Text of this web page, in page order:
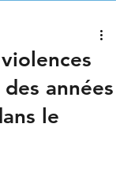
années
le